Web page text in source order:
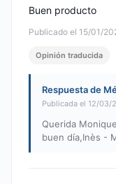
Publicado el 15/01/
Buen producto
Opinión traducida
Respuesta de
Publicada el 12/03/
Querida
buen día,Inès -